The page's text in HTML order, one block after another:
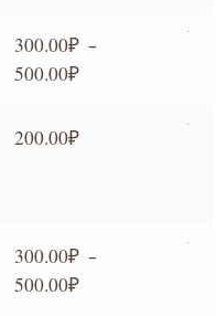
300.00₽ –
500.00₽
200.00₽
300.00₽ –
500.00₽